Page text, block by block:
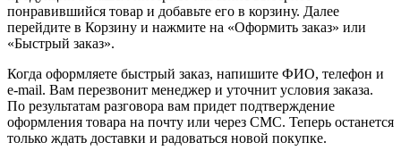
понравившийся товар и добавьте его в корзину. Далее
перейдите в Корзину и нажмите на «Оформить заказ» или
«Быстрый заказ».
Когда оформляете быстрый заказ, напишите ФИО, телефон и
e-mail. Вам перезвонит менеджер и уточнит условия заказа.
По результатам разговора вам придет подтверждение
оформления товара на почту или через СМС. Теперь останется
только ждать доставки и радоваться новой покупке.